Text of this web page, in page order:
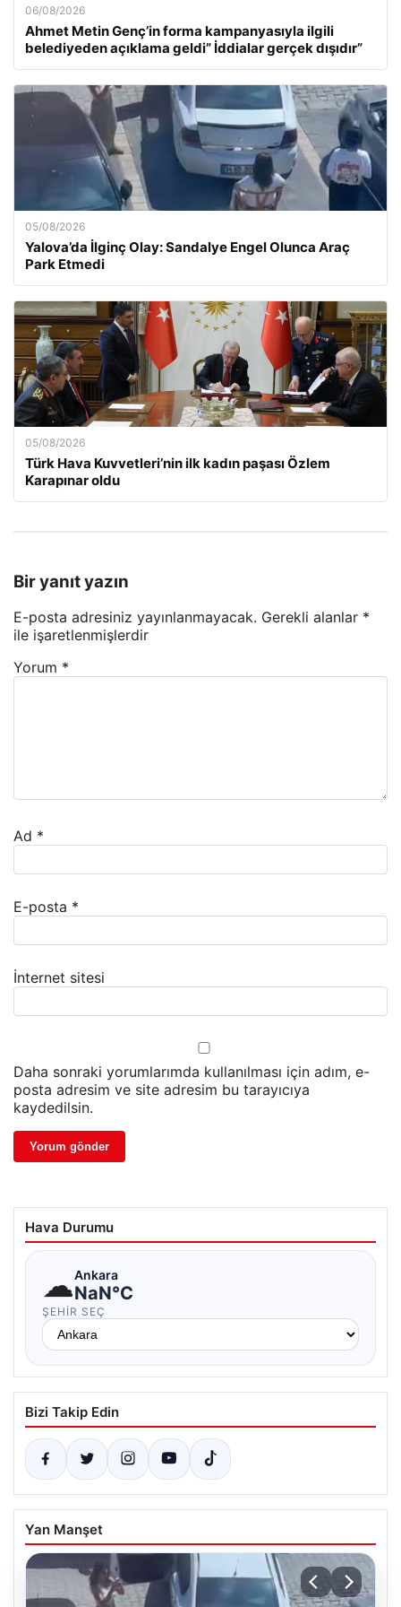
06/08/2026
Ahmet Metin Genç’in forma kampanyasıyla ilgili
belediyeden açıklama geldi” İddialar gerçek dışıdır”
05/08/2026
Yalova’da İlginç Olay: Sandalye Engel Olunca Araç
Park Etmedi
05/08/2026
Türk Hava Kuvvetleri’nin ilk kadın paşası Özlem
Karapınar oldu
Bir yanıt yazın
E-posta adresiniz yayınlanmayacak. Gerekli alanlar *
ile işaretlenmişlerdir
Yorum *
Ad *
E-posta *
İnternet sitesi
Daha sonraki yorumlarımda kullanılması için adım, e-
posta adresim ve site adresim bu tarayıcıya
kaydedilsin.
Hava Durumu
☁Ankara
NaN°C
ŞEHIR SEÇ
Bizi Takip Edin
Yan Manşet